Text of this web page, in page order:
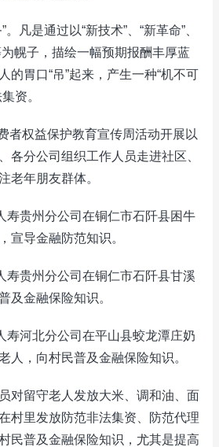
是通过以“新技术”、“新革命”、
为幌子，描绘一幅预期报酬丰厚蓝
的胃口“吊”起来，产生一种“机不可
资。
权益保护教育宣传周活动开展以
各分公司组织工作人员走进社区、
老年朋友群体。
贵州分公司在铜仁市石阡县困牛
宣导金融防范知识。
贵州分公司在铜仁市石阡县甘溪
及金融保险知识。
河北分公司在平山县蛟龙潭庄奶
人，向村民普及金融保险知识。
留守老人发放大米、调和油、面
村里发放防范非法集资、防范代理
民普及金融保险知识，尤其是提高